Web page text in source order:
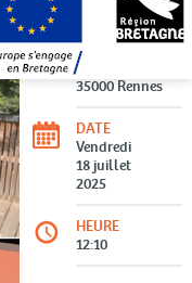
7 rue herpin
lacroix
35000 Rennes
DATE
Vendredi
18 juillet
2025
HEURE
12:10